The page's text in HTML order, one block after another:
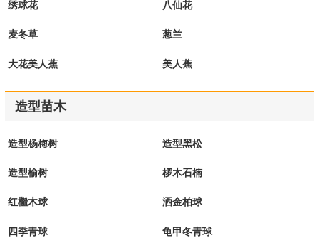
绣球花 八仙花
麦冬草 葱兰
大花美人蕉 美人蕉
造型苗木
造型杨梅树 造型黑松
造型榆树 椤木石楠
红檵木球 洒金柏球
四季青球 龟甲冬青球